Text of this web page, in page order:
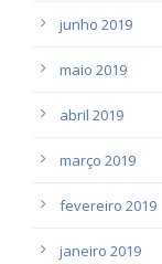
junho 2019
maio 2019
abril 2019
março 2019
fevereiro 2019
janeiro 2019